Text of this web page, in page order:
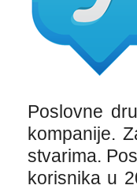
Poslovne
kompanije.
stvarima.
korisnika u